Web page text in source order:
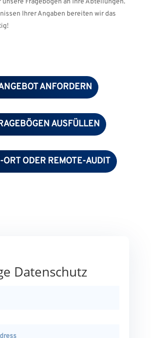
Fragebögen an Ihre Abteilungen.
Ihrer Angaben bereiten wir das
ANFORDERN
AUSFÜLLEN
ORT ODER REMOTE-AUDIT
Datenschutz